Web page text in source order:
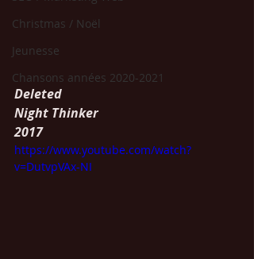
Christmas / Noël
Jeunesse
Chansons années 2020-2021
Deleted
Night Thinker
2017
https://www.youtube.com/watch?
v=DutvpVAx-NI